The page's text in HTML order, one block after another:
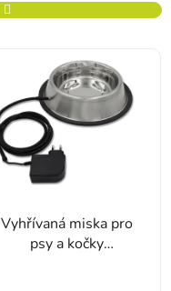
Vyhřívaná miska pro
psy a kočky